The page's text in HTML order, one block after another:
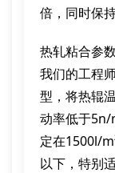
倍，同时保
热轧粘合参
我们的工程
型，将热辊
动率低于5n/
定在1500l/
以下，特别